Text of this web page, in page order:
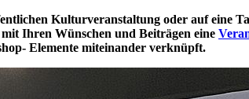
Kulturveranstaltung oder auf eine
Ihren Wünschen und Beiträgen eine
Elemente miteinander verknüpft.